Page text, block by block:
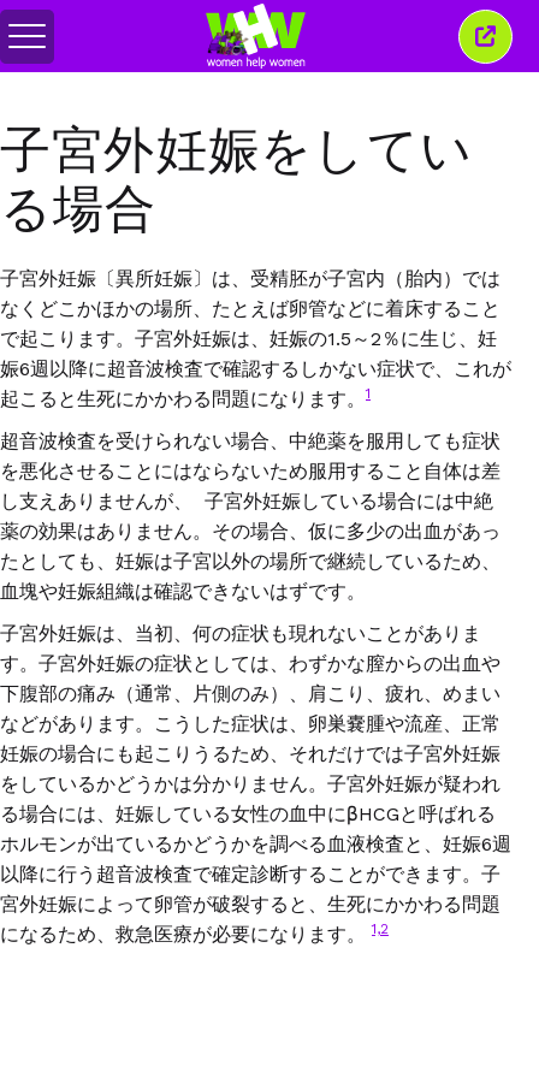
メ
ニ
の
切
り
替
え
こ
の
子宮外妊娠をしてい
る場合
子宮外妊娠〔異所妊娠〕は、受精胚が子宮内（胎内）では
なくどこかほかの場所、たとえば卵管などに着床すること
で起こります。子宮外妊娠は、妊娠の1.5 ～2 ％に生じ、妊
娠6週以降に超音波検査で確認するしかない症状で、これが
起こると生死にかかわる問題になります。1
超音波検査を受けられない場合、中絶薬を服用しても症状
を悪化させることにはならないため服用すること自体は差
し支えありませんが、
子宮外妊娠している場合には中絶
薬の効果はありません。その場合、仮に多少の出血があっ
たとしても、妊娠は子宮以外の場所で継続しているため、
血塊や妊娠組織は確認できないはずです。
子宮外妊娠は、当初、何の症状も現れないことがありま
す。子宮外妊娠の症状としては、わずかな膣からの出血や
下腹部の痛み（通常、片側のみ）、肩こり、疲れ、めまい
などがあります。こうした症状は、卵巣嚢腫や流産、正常
妊娠の場合にも起こりうるため、それだけでは子宮外妊娠
をしているかどうかは分かりません。子宮外妊娠が疑われ
る場合には、妊娠している女性の血中にβHCGと呼ばれる
ホルモンが出ているかどうかを調べる血液検査と、妊娠6週
以降に行う超音波検査で確定診断することができます。子
宮外妊娠によって卵管が破裂すると、生死にかかわる問題
になるため、救急医療が必要になります。
1,2